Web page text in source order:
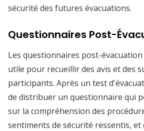
sécurité des futures évacuations.
Questionnaires Post-
Les questionnaires post-
utile pour recueillir des avis et des
participants. Après un test
de distribuer un questionnaire qui
sur la compréhension des
sentiments de sécurité ressentis, et